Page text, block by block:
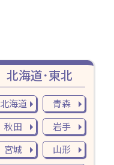
北海道･東北
北海道
青森
秋田
岩手
宮城
山形